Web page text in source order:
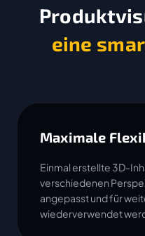
eine
Maximale
Einmal erstellte 3D-
verschiedenen
angepasst und für
wiederverwendet